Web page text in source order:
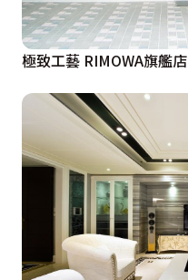
極致工藝 RIMOWA旗艦店